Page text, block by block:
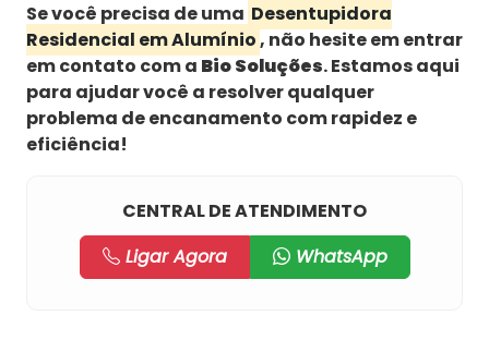
Se você precisa de uma Desentupidora
Residencial em Alumínio, não hesite em entrar
em contato com a Bio Soluções. Estamos aqui
para ajudar você a resolver qualquer
problema de encanamento com rapidez e
eficiência!
CENTRAL DE ATENDIMENTO
Ligar Agora
WhatsApp